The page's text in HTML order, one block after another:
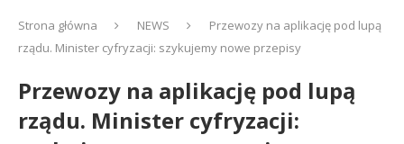
Strona główna NEWS
Przewozy na aplikację pod lupą
rządu. Minister cyfryzacji: szykujemy nowe przepisy
Przewozy na aplikację pod lupą
rządu. Minister cyfryzacji: